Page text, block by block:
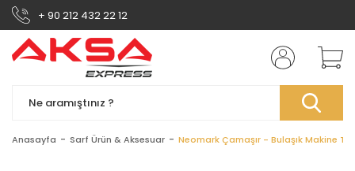
+ 90 212 432 22 12
Anasayfa Sarf Ürün & Aksesuar Neomark Çamaşır - Bulaşık Makine